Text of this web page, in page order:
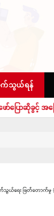
သွယ်ရန်
ခြေအနေ